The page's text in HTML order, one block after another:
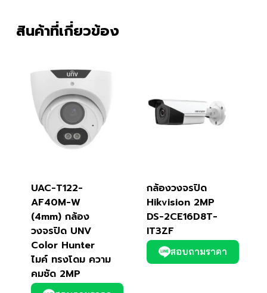
สินค้าที่เกี่ยวข้อง
UAC-T122-
AF40M-W
(4mm) กล้อง
วงจรปิด UNV
Color Hunter
ไมค์ ทรงโดม ความ
คมชัด 2MP
กล้องวงจรปิด
Hikvision 2MP
DS-2CE16D8T-
IT3ZF
สอบถามราคา